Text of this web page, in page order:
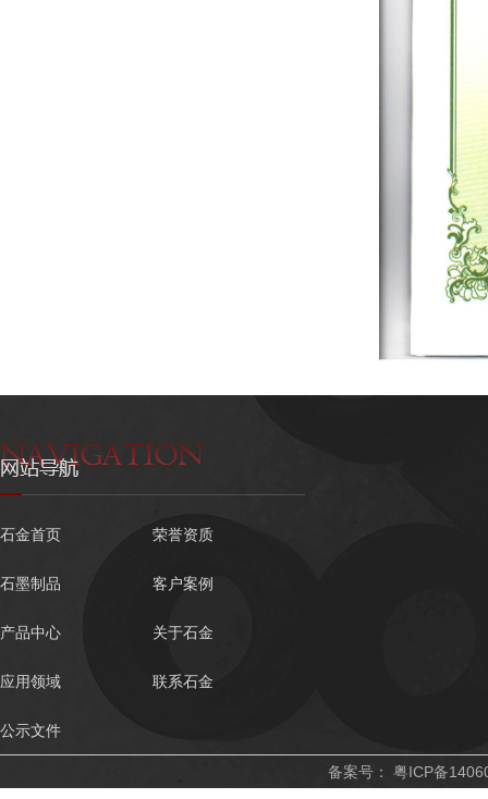
石金首页 荣誉资质
石墨制品 客户案例
产品中心 关于石金
应用领域 联系石金
公示文件
备案号： 粤ICP备